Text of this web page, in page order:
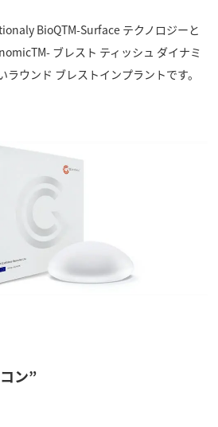
BioQTM-Surface テクノロジーと
ブレスト ティッシュ ダイナミ
ラウンド ブレストインプラントです。
ン”